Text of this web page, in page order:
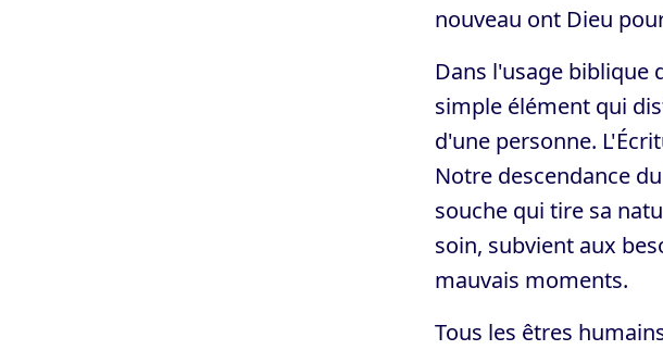
nouveau ont Dieu
Dans l'usage biblique
simple élément qui
d'une personne.
Notre descendance
souche qui tire sa
soin, subvient aux
mauvais moments.
Tous les êtres